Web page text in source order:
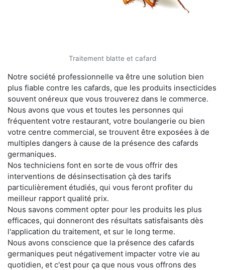
Traitement blatte et cafard
Notre société professionnelle va être une solution bien
plus fiable contre les cafards, que les produits insecticides
souvent onéreux que vous trouverez dans le commerce.
Nous avons que vous et toutes les personnes qui
fréquentent votre restaurant, votre boulangerie ou bien
votre centre commercial, se trouvent être exposées à de
multiples dangers à cause de la présence des cafards
germaniques.
Nos techniciens font en sorte de vous offrir des
interventions de désinsectisation çà des tarifs
particulièrement étudiés, qui vous feront profiter du
meilleur rapport qualité prix.
Nous savons comment opter pour les produits les plus
efficaces, qui donneront des résultats satisfaisants dès
l'application du traitement, et sur le long terme.
Nous avons conscience que la présence des cafards
germaniques peut négativement impacter votre vie au
quotidien, et c'est pour ça que nous vous offrons des